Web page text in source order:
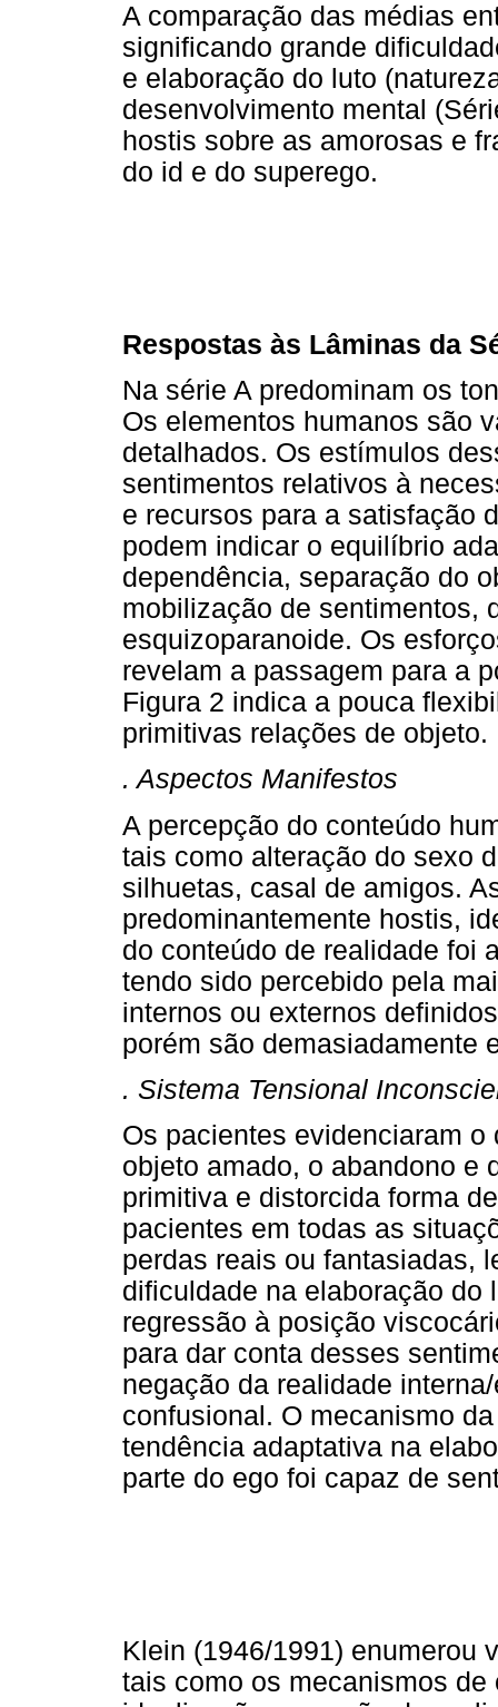
A comparação das médias
significando grande
e elaboração do luto
desenvolvimento mental
hostis sobre as amorosas e
do id e do superego.
Respostas às Lâminas da
Na série A predominam os
Os elementos humanos são
detalhados. Os estímulos
sentimentos relativos à
e recursos para a satisfação
podem indicar o equilíbrio
dependência, separação do
mobilização de sentimentos,
esquizoparanoide. Os
revelam a passagem para a
Figura 2 indica a pouca
primitivas relações de objeto.
. Aspectos Manifestos
A percepção do conteúdo
tais como alteração do sexo
silhuetas, casal de amigos.
predominantemente hostis,
do conteúdo de realidade foi
tendo sido percebido pela
internos ou externos
porém são demasiadamente
. Sistema Tensional
Os pacientes evidenciaram
objeto amado, o abandono e
primitiva e distorcida forma
pacientes em todas as
perdas reais ou fantasiadas,
dificuldade na elaboração do
regressão à posição
para dar conta desses
negação da realidade
confusional. O mecanismo
tendência adaptativa na
parte do ego foi capaz de
Klein (1946/1991) enumerou
tais como os mecanismos